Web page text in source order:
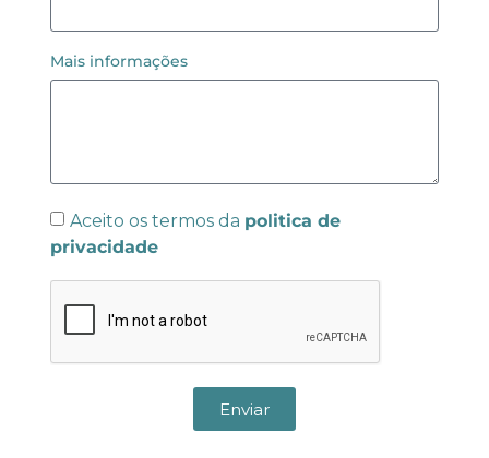
Mais informações
Aceito os termos da politica de
privacidade
Enviar